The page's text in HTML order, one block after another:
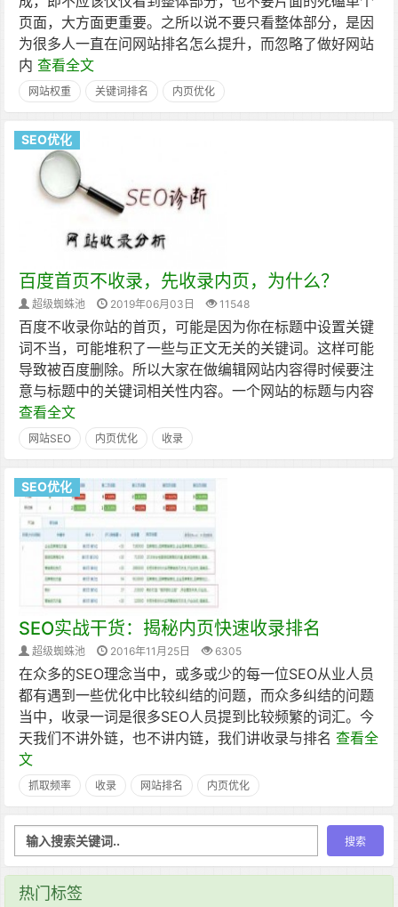
页面，大方面更重要。之所以说不要只看整体部分，是因
为很多人一直在问网站排名怎么提升，而忽略了做好网站
内 查看全文
网站权重 关键词排名 内页优化
SEO优化
百度首页不收录，先收录内页，为什么？
超级蜘蛛池 2019年06月03日 11548
百度不收录你站的首页，可能是因为你在标题中设置关键
词不当，可能堆积了一些与正文无关的关键词。这样可能
导致被百度删除。所以大家在做编辑网站内容得时候要注
意与标题中的关键词相关性内容。一个网站的标题与内容
查看全文
网站SEO 内页优化 收录
SEO优化
SEO实战干货：揭秘内页快速收录排名
超级蜘蛛池 2016年11月25日 6305
在众多的SEO理念当中，或多或少的每一位SEO从业人员
都有遇到一些优化中比较纠结的问题，而众多纠结的问题
当中，收录一词是很多SEO人员提到比较频繁的词汇。今
天我们不讲外链，也不讲内链，我们讲收录与排名 查看全
文
抓取频率 收录 网站排名 内页优化
热门标签